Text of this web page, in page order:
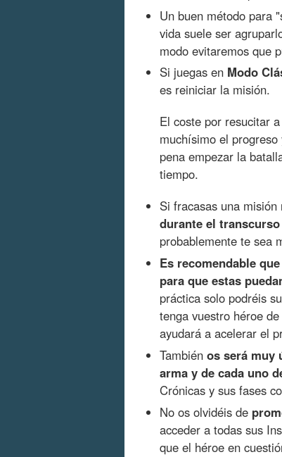
Un buen método para
vida suele ser
modo evitaremos que
Si juegas en Modo
es reiniciar la misión.
El coste por resucitar
muchísimo el
pena empezar la
tiempo.
Si fracasas una
durante el
probablemente te sea
Es recomendable
para que estas
práctica solo podréis
tenga vuestro héroe
ayudará a acelerar el
También os será muy
arma y de cada uno
Crónicas y sus fases
No os olvidéis de
acceder a todas sus
que el héroe en